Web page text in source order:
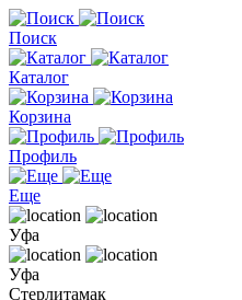
Поиск
Каталог
Корзина
Профиль
Еще
Уфа
Уфа
Стерлитамак